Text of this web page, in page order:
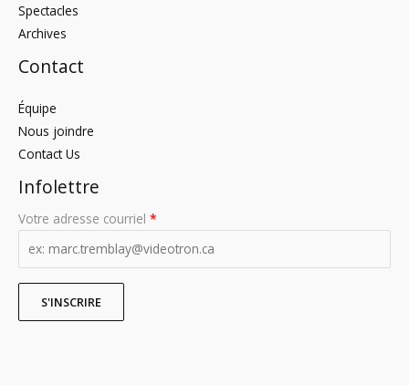
Spectacles
Archives
Contact
Équipe
Nous joindre
Contact Us
Infolettre
Votre adresse courriel *